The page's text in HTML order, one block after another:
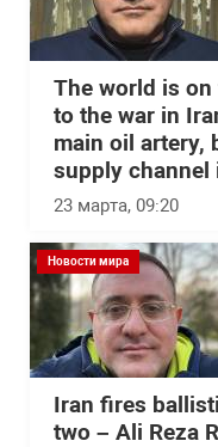
The world is
to the war in
main oil artery,
supply channel
23 марта, 09:20
Новости мира
Iran fires
two – Ali Reza